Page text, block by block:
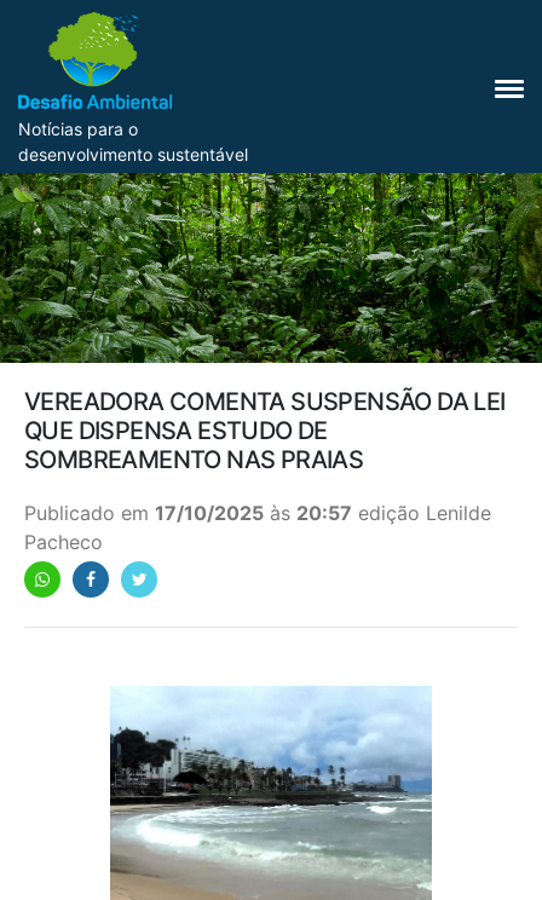
Notícias para o
desenvolvimento sustentável
VEREADORA COMENTA SUSPENSÃO DA LEI
QUE DISPENSA ESTUDO DE
SOMBREAMENTO NAS PRAIAS
Publicado em 17/10/2025 às 20:57 edição Lenilde
Pacheco